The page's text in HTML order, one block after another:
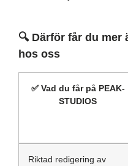
🔍 Därför får du mer
hos oss
✅ Vad du får på PEAK-
STUDIOS
Riktad redigering av